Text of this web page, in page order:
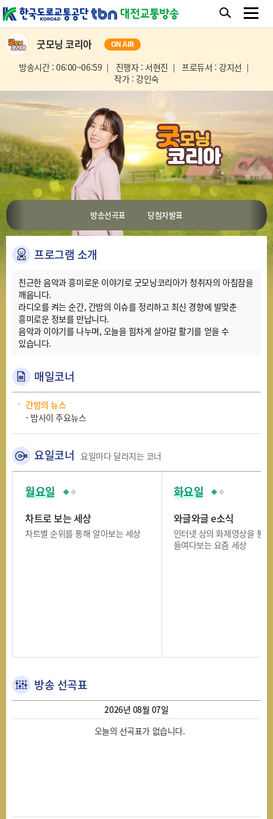
굿모닝 코리아 ON AIR
방송시간 : 06:00~06:59 진행자 : 서현진
프로듀서 : 강지선
작가 : 강인숙
방송선곡표 당첨자발표
프로그램 소개
친근한 음악과 흥미로운 이야기로 굿모닝코리아가 청취자의 아침잠을
깨웁니다.
라디오를 켜는 순간, 간밤의 이슈를 정리하고 최신 경향에 발맞춘
흥미로운 정보를 만납니다.
음악과 이야기를 나누며, 오늘을 힘차게 살아갈 활기를 얻을 수
있습니다.
매일코너
간밤의 뉴스
- 밤사이 주요뉴스
요일코너 요일마다 달라지는 코너
월요일
차트로 보는 세상
차트별 순위를 통해 알아보는 세상
화요일
와글와글 e소식
인터넷 상의 화제영상을 통해
들여다보는 요즘 세상
방송 선곡표
2026년 08월 07일
오늘의 선곡표가 없습니다.